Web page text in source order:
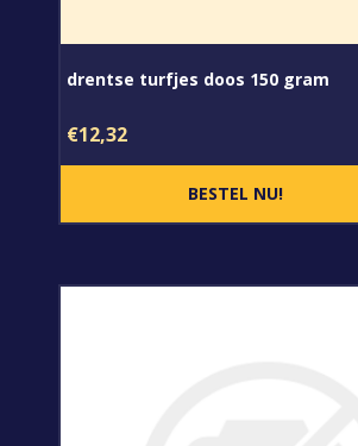
drentse turfjes doos 150 gram
€12,32